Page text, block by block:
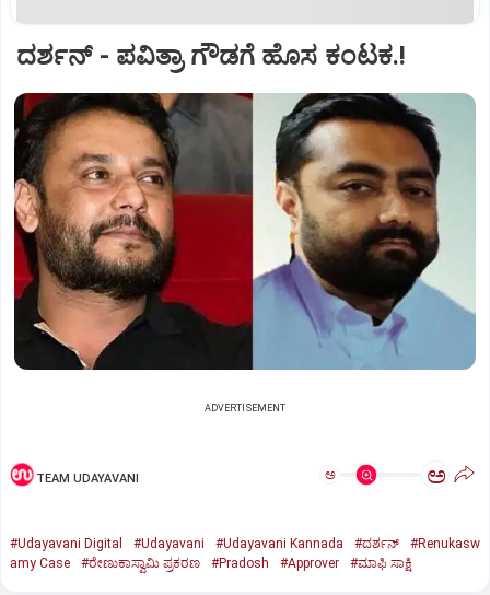
ದರ್ಶನ್‌ - ಪವಿತ್ರಾ ಗೌಡಗೆ ಹೊಸ ಕಂಟಕ.!
ADVERTISEMENT
TEAM UDAYAVANI ಅ ಅ
#Udayavani Digital #Udayavani #Udayavani Kannada #ದರ್ಶನ್‌
#Renukasw
amy Case
#ರೇಣುಕಾಸ್ವಾಮಿ ಪ್ರಕರಣ #Pradosh #Approver #ಮಾಫಿ ಸಾಕ್ಷಿ